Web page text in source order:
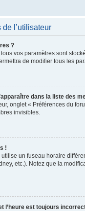
de l’utilisateur
?
vos paramètres sont
de modifier tous les
dans la liste des
onglet « Préférences du
invisibles.
!
utilise un fuseau horaire
etc.). Notez que la
l’heure est toujours